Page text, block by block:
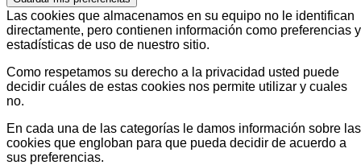
Las cookies que almacenamos en su equipo no le identifican
directamente, pero contienen información como preferencias y
estadísticas de uso de nuestro sitio.
Como respetamos su derecho a la privacidad usted puede
decidir cuáles de estas cookies nos permite utilizar y cuales
no.
En cada una de las categorías le damos información sobre las
cookies que engloban para que pueda decidir de acuerdo a
sus preferencias.